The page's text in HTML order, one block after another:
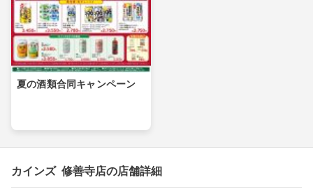
夏の酒類合同キャンペーン
カインズ 修善寺店の店舗詳細